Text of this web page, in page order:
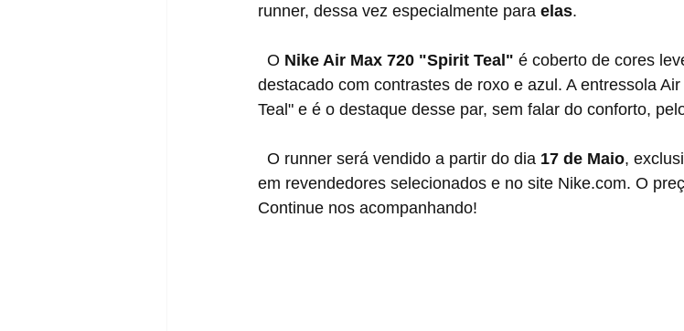
runner, dessa vez especialmente para elas.
  O
Nike Air Max 720 "Spirit Teal" é coberto de cores
destacado com contrastes de roxo e azul. A entressola
Teal" e é o destaque desse par, sem falar do conforto,
  O runner será vendido a partir do dia
17 de Maio,
em revendedores selecionados e no site Nike.com. O
Continue nos acompanhando!